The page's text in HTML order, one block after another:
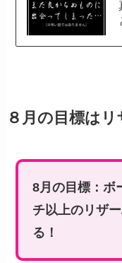
８月の目標はリ
8月の目標：ボ
チ以上のリザ
る！